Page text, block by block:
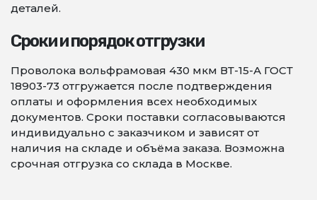
деталей.
Сроки и порядок отгрузки
Проволока вольфрамовая 430 мкм ВТ-15-А ГОСТ
18903-73 отгружается после подтверждения
оплаты и оформления всех необходимых
документов. Сроки поставки согласовываются
индивидуально с заказчиком и зависят от
наличия на складе и объёма заказа. Возможна
срочная отгрузка со склада в Москве.